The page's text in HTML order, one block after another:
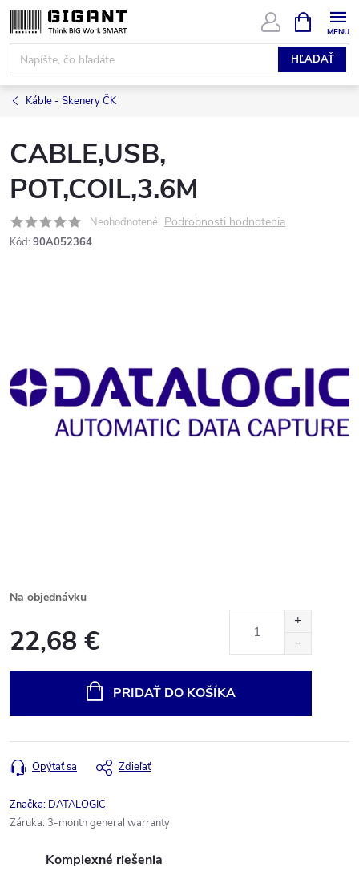
Prejsť
na
obsah
HĽADAŤ
KOŠÍK
Káble - Skenery ČK
CABLE,USB,
POT,COIL,3.6M
Neohodnotené Podrobnosti hodnotenia
Kód: 90A052364
Na objednávku
22,68 €
PRIDAŤ DO KOŠÍKA
Opýtať sa Zdieľať
Značka: DATALOGIC
Záruka: 3-month general warranty
Komplexné riešenia